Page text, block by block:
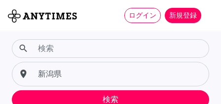
ログイン 新規登録
search
place
検索